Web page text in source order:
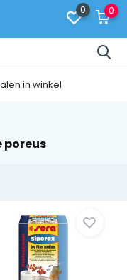
0 0
in winkel
poreus